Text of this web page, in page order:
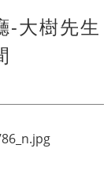
-大樹先生